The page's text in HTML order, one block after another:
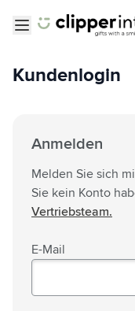
Kundenlogin
Anmelden
Melden Sie sich
Sie kein Konto
Vertriebsteam.
E-Mail